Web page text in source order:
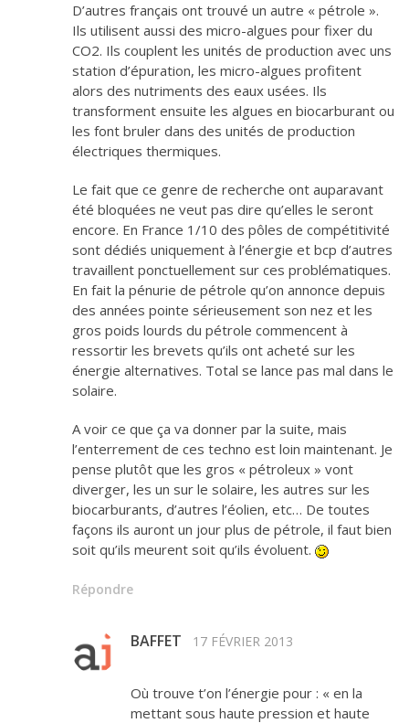
D’autres français ont trouvé un autre « pétrole ».
Ils utilisent aussi des micro-algues pour fixer du
CO2. Ils couplent les unités de production avec uns
station d’épuration, les micro-algues profitent
alors des nutriments des eaux usées. Ils
transforment ensuite les algues en biocarburant ou
les font bruler dans des unités de production
électriques thermiques.
Le fait que ce genre de recherche ont auparavant
été bloquées ne veut pas dire qu’elles le seront
encore. En France 1/10 des pôles de compétitivité
sont dédiés uniquement à l’énergie et bcp d’autres
travaillent ponctuellement sur ces problématiques.
En fait la pénurie de pétrole qu’on annonce depuis
des années pointe sérieusement son nez et les
gros poids lourds du pétrole commencent à
ressortir les brevets qu’ils ont acheté sur les
énergie alternatives. Total se lance pas mal dans le
solaire.
A voir ce que ça va donner par la suite, mais
l’enterrement de ces techno est loin maintenant. Je
pense plutôt que les gros « pétroleux » vont
diverger, les un sur le solaire, les autres sur les
biocarburants, d’autres l’éolien, etc… De toutes
façons ils auront un jour plus de pétrole, il faut bien
soit qu’ils meurent soit qu’ils évoluent.
Répondre
BAFFET 17 FÉVRIER 2013
Où trouve t’on l’énergie pour : « en la
mettant sous haute pression et haute